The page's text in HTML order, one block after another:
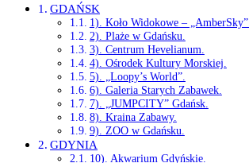
GDAŃSK
1). Koło Widokowe – „AmberSky”.
2). Plaże w Gdańsku.
3). Centrum Hevelianum.
4). Ośrodek Kultury Morskiej.
5). „Loopy’s World”.
6). Galeria Starych Zabawek.
7). „JUMPCITY” Gdańsk.
8). Kraina Zabawy.
9). ZOO w Gdańsku.
GDYNIA
10). Akwarium Gdyńskie.